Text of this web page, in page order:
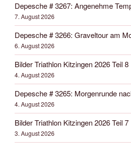
Depesche # 3267: Angenehme
7. August 2026
Depesche # 3266: Graveltour am
6. August 2026
Bilder Triathlon Kitzingen 2026 Teil 8
4. August 2026
Depesche # 3265: Morgenrunde
4. August 2026
Bilder Triathlon Kitzingen 2026 Teil 7
3. August 2026